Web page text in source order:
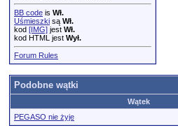
BB code is Wł.
Uśmieszki są Wł.
kod [IMG] jest Wł.
kod HTML jest Wył.
Forum Rules
Podobne wątki
Wątek
PEGASO nie żyje